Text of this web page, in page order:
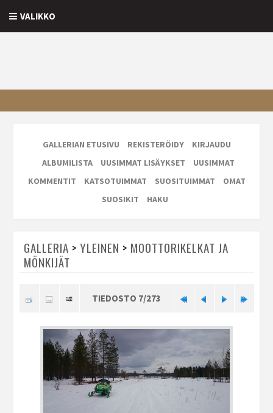
VALIKKO
GALLERIAN ETUSIVU REKISTERÖIDY
KIRJAUDU
ALBUMILISTA
UUSIMMAT LISÄYKSET
UUSIMMAT
KOMMENTIT
KATSOTUIMMAT SUOSITUIMMAT
OMAT
SUOSIKIT
HAKU
GALLERIA > YLEINEN > MOOTTORIKELKAT JA
MÖNKIJÄT
TIEDOSTO 7/273